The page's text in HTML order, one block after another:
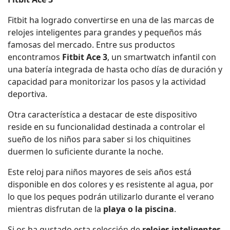
Fitbit ha logrado convertirse en una de las marcas de
relojes inteligentes para grandes y pequeños más
famosas del mercado. Entre sus productos
encontramos Fitbit Ace 3, un smartwatch infantil con
una batería integrada de hasta ocho días de duración y
capacidad para monitorizar los pasos y la actividad
deportiva.
Otra característica a destacar de este dispositivo
reside en su funcionalidad destinada a controlar el
sueño de los niños para saber si los chiquitines
duermen lo suficiente durante la noche.
Este reloj para niños mayores de seis años está
disponible en dos colores y es resistente al agua, por
lo que los peques podrán utilizarlo durante el verano
mientras disfrutan de la playa o la piscina.